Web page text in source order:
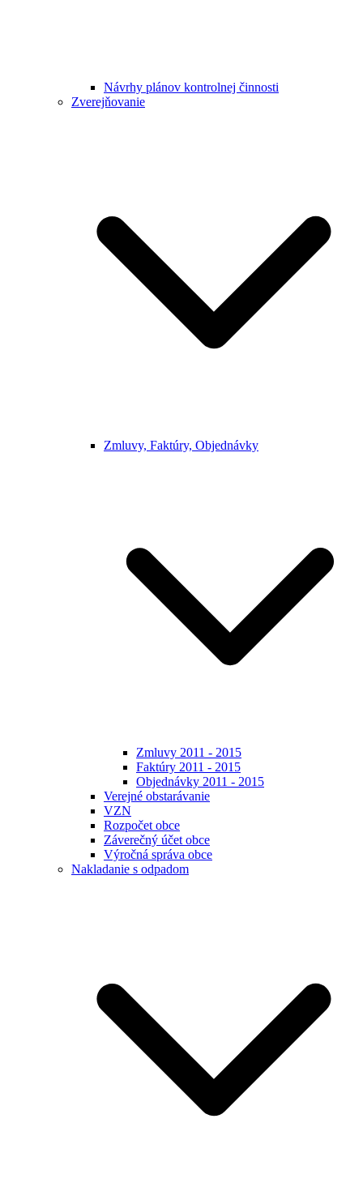
Návrhy plánov kontrolnej činnosti
Zverejňovanie
Zmluvy, Faktúry, Objednávky
Zmluvy 2011 - 2015
Faktúry 2011 - 2015
Objednávky 2011 - 2015
Verejné obstarávanie
VZN
Rozpočet obce
Záverečný účet obce
Výročná správa obce
Nakladanie s odpadom